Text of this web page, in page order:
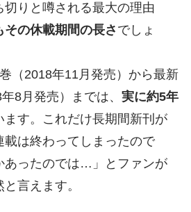
切りと噂される最大の理由
の休載期間の長さ でしょ
（2018年11月発売）から最新
8月発売）までは、 実に約5年
ます。これだけ長期間新刊が
載は終わってしまったので
ったのでは…」とファンが
言えます。